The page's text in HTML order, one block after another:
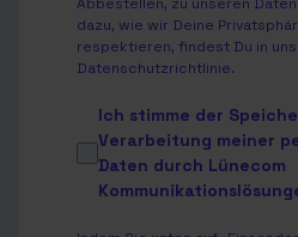
dazu, wie wir Deine
respektieren, findest Du in
Datenschutzrichtlinie.
Ich stimme der
Verarbeitung meiner
Daten durch Lünecom